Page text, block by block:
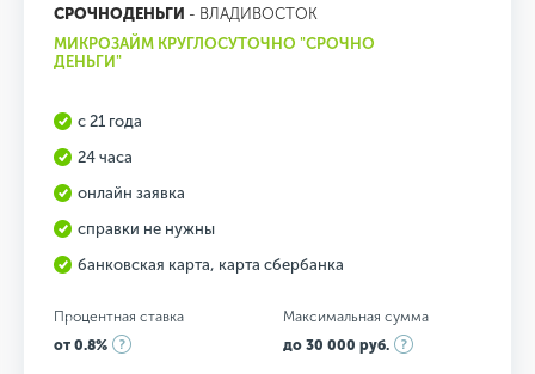
СРОЧНОДЕНЬГИ - ВЛАДИВОСТОК
МИКРОЗАЙМ КРУГЛОСУТОЧНО "СРОЧНО
ДЕНЬГИ"
с 21 года
24 часа
онлайн заявка
справки не нужны
банковская карта, карта сбербанка
Процентная ставка
от 0.8%
Максимальная сумма
до 30 000 руб.